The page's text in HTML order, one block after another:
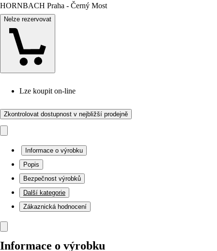
HORNBACH Praha - Černý Most
Nelze rezervovat
Lze koupit on-line
Zkontrolovat dostupnost v nejbližší prodejně
Informace o výrobku
Popis
Bezpečnost výrobků
Další kategorie
Zákaznická hodnocení
Informace o výrobku